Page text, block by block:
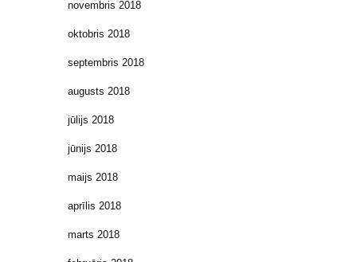
novembris 2018
oktobris 2018
septembris 2018
augusts 2018
jūlijs 2018
jūnijs 2018
maijs 2018
aprīlis 2018
marts 2018